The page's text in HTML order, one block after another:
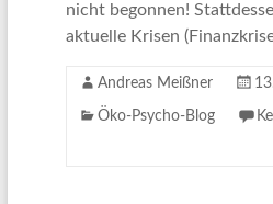
nicht begonnen!
aktuelle Krisen
Andreas Meißner
Öko-Psycho-Blog